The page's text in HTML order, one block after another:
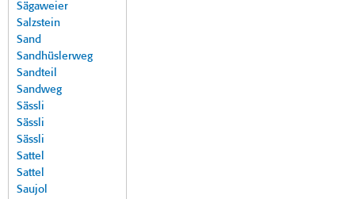
Sägaweier
Salzstein
Sand
Sandhüslerweg
Sandteil
Sandweg
Sässli
Sässli
Sässli
Sattel
Sattel
Saujol